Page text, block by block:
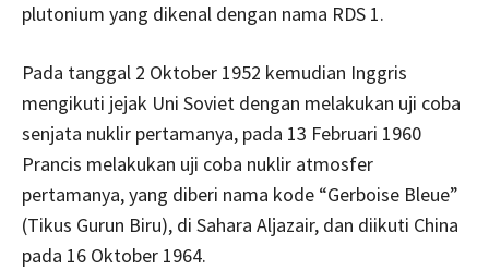
plutonium yang dikenal dengan nama RDS 1.
Pada tanggal 2 Oktober 1952 kemudian Inggris
mengikuti jejak Uni Soviet dengan melakukan uji coba
senjata nuklir pertamanya, pada 13 Februari 1960
Prancis melakukan uji coba nuklir atmosfer
pertamanya, yang diberi nama kode “Gerboise Bleue”
(Tikus Gurun Biru), di Sahara Aljazair, dan diikuti China
pada 16 Oktober 1964.